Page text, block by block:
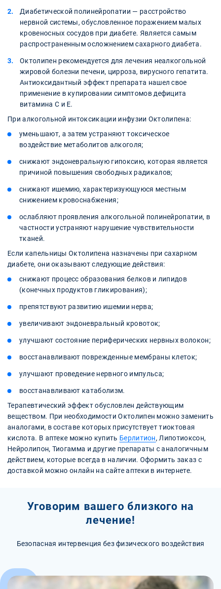
Диабетической полинейропатии — расстройство
нервной системы, обусловленное поражением малых
кровеносных сосудов при диабете. Является самым
распространенным осложнением сахарного диабета.
Октолипен рекомендуется для лечения неалкогольной
жировой болезни печени, цирроза, вирусного гепатита.
Антиоксидантный эффект препарата нашел свое
применение в купировании симптомов дефицита
витамина С и Е.
При алкогольной интоксикации инфузии Октолипена:
уменьшают, а затем устраняют токсическое
воздействие метаболитов алкоголя;
снижают эндоневральную гипоксию, которая является
причиной повышения свободных радикалов;
снижают ишемию, характеризующуюся местным
снижением кровоснабжения;
ослабляют проявления алкогольной полинейропатии, в
частности устраняют нарушение чувствительности
тканей.
Если капельницы Октолипена назначены при сахарном
диабете, они оказывают следующие действия:
снижают процесс образования белков и липидов
(конечных продуктов гликирования);
препятствуют развитию ишемии нерва;
увеличивают эндоневральный кровоток;
улучшают состояние периферических нервных волокон;
восстанавливают поврежденные мембраны клеток;
улучшают проведение нервного импульса;
восстанавливают катаболизм.
Терапевтический эффект обусловлен действующим
веществом. При необходимости Октолипен можно заменить
аналогами, в составе которых присутствует тиоктовая
кислота. В аптеке можно купить Берлитион, Липотиоксон,
Нейролипон, Тиогамма и другие препараты с аналогичным
действием, которые всегда в наличии. Оформить заказ с
доставкой можно онлайн на сайте аптеки в интернете.
Уговорим вашего близкого на
лечение!
Безопасная интервенция без физического воздействия